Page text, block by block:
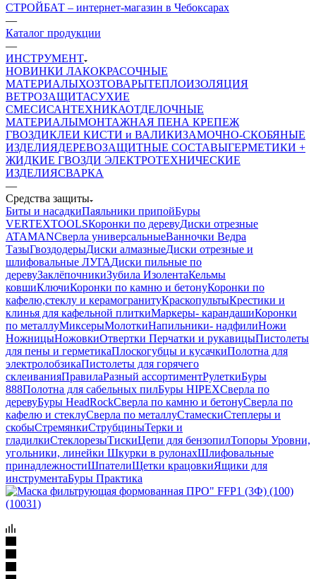
СТРОЙБАТ – интернет-магазин в Чебоксарах
—
Каталог продукции
—
ИНСТРУМЕНТ
НОВИНКИ ЛАКОКРАСОЧНЫЕ
МАТЕРИАЛЫХОЗТОВАРЫТЕПЛОИЗОЛЯЦИЯ
ВЕТРОЗАЩИТАСУХИЕ
СМЕСИСАНТЕХНИКАОТДЕЛОЧНЫЕ
МАТЕРИАЛЫМОНТАЖНАЯ ПЕНА КРЕПЕЖ
ГВОЗДИКЛЕИ КИСТИ и ВАЛИКИЗАМОЧНО-СКОБЯНЫЕ
ИЗДЕЛИЯДЕРЕВОЗАЩИТНЫЕ СОСТАВЫГЕРМЕТИКИ +
ЖИДКИЕ ГВОЗДИ ЭЛЕКТРОТЕХНИЧЕСКИЕ
ИЗДЕЛИЯСВАРКА
—
Средства защиты
Биты и насадкиПаяльники припойБуры
VERTEXTOOLSКоронки по деревуДиски отрезные
ATAMANСверла универсальныеВанночки Ведра
ТазыГвоздодерыДиски алмазныеДиски отрезные и
шлифовальные ЛУГАДиски пильные по
деревуЗаклёпочникиЗубила ИзолентаКельмы
ковшиКлючиКоронки по камню и бетонуКоронки по
кафелю,стеклу и керамогранитуКраскопультыКрестики и
клинья для кафельной плиткиМаркеры- карандашиКоронки
по металлуМиксерыМолоткиНапильники- надфилиНожи
НожницыНожовкиОтвертки Перчатки и рукавицыПистолеты
для пены и герметикаПлоскогубцы и кусачкиПолотна для
электролобзикаПистолеты для горячего
склеиванияПравилаРазный ассортиментРулеткиБуры
888Полотна для сабельных пилБуры HIPEXСверла по
деревуБуры HeadRockСверла по камню и бетонуСверла по
кафелю и стеклуСверла по металлуСтамескиСтеплеры и
скобыСтремянкиСтрубциныТерки и
гладилкиСтеклорезыТискиЦепи для бензопилТопоры Уровни,
угольники, линейки Шкурки в рулонахШлифовальные
принадлежностиШпателиЩетки крацовкиЯщики для
инструментаБуры Практика